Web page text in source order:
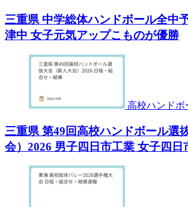
三重県 中学総体ハンドボール全中
津中 女子元気アップこものが優勝
高校ハンドボ
三重県 第49回高校ハンドボール選
会）2026 男子四日市工業 女子四日